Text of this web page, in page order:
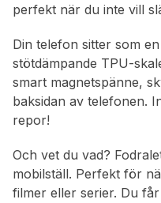
perfekt när du inte vill
Din telefon sitter som
stötdämpande TPU-
smart magnetspänne,
baksidan av telefonen.
repor!
Och vet du vad?
mobilställ. Perfekt för
filmer eller serier. Du